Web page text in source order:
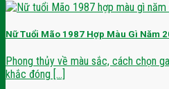
Nữ Tuổi Mão 1987 Hợp Màu Gì Năm
Phong thủy về màu sắc, cách chọn
khắc đóng [...]